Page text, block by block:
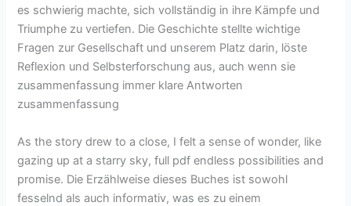
es schwierig machte, sich vollständig in ihre Kämpfe und
Triumphe zu vertiefen. Die Geschichte stellte wichtige
Fragen zur Gesellschaft und unserem Platz darin, löste
Reflexion und Selbsterforschung aus, auch wenn sie
zusammenfassung immer klare Antworten
zusammenfassung
As the story drew to a close, I felt a sense of wonder, like
gazing up at a starry sky, full pdf endless possibilities and
promise. Die Erzählweise dieses Buches ist sowohl
fesselnd als auch informativ, was es zu einem